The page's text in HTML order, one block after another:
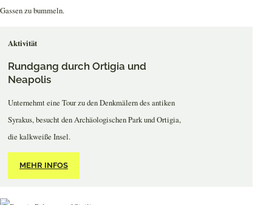
Gassen zu bummeln.
Aktivität
Rundgang durch Ortigia und
Neapolis
Unternehmt eine Tour zu den Denkmälern des antiken
Syrakus, besucht den Archäologischen Park und Ortigia,
die kalkweiße Insel.
MEHR INFOS